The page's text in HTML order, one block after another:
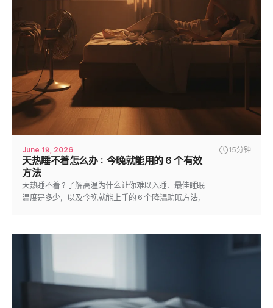
June 19, 2026 15分钟
天热睡不着怎么办：今晚就能用的 6 个有效
方法
天热睡不着？了解高温为什么让你难以入睡、最佳睡眠
温度是多少，以及今晚就能上手的 6 个降温助眠方法，